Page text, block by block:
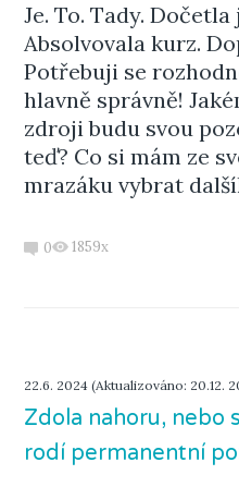
Je. To. Tady.
Absolvovala kurz.
Potřebuji se
hlavně správně!
zdroji budu svou
teď? Co si mám ze
mrazáku vybrat
0 1859x
22.6. 2024 (Aktualizováno: 20.12.
Zdola nahoru, nebo
rodí permanentní